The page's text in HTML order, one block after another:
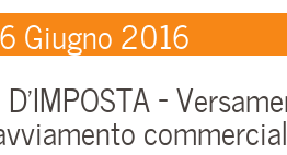
Giugno 2016
–